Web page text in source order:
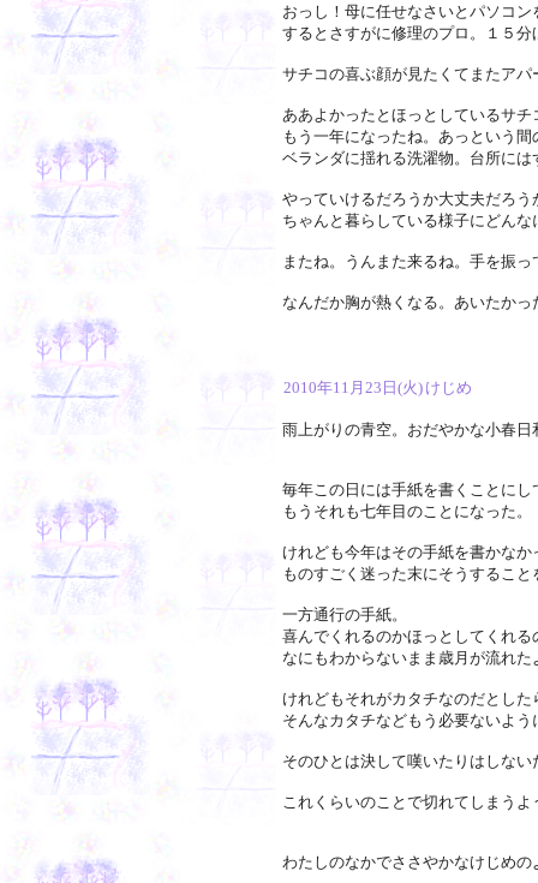
おっし！母に任せなさいとパソコ
するとさすがに修理のプロ。１５
サチコの喜ぶ顔が見たくてまたアパ
ああよかったとほっとしているサチ
もう一年になったね。あっという
ベランダに揺れる洗濯物。台所に
やっていけるだろうか大丈夫だろ
ちゃんと暮らしている様子にどん
またね。うんまた来るね。手を振
なんだか胸が熱くなる。あいたか
2010年11月23日(火) けじめ
雨上がりの青空。おだやかな小春日
毎年この日には手紙を書くことにし
もうそれも七年目のことになった。
けれども今年はその手紙を書かなか
ものすごく迷った末にそうすること
一方通行の手紙。
喜んでくれるのかほっとしてくれる
なにもわからないまま歳月が流れた
けれどもそれがカタチなのだとした
そんなカタチなどもう必要ないよう
そのひとは決して嘆いたりはしない
これくらいのことで切れてしまう
わたしのなかでささやかなけじめ